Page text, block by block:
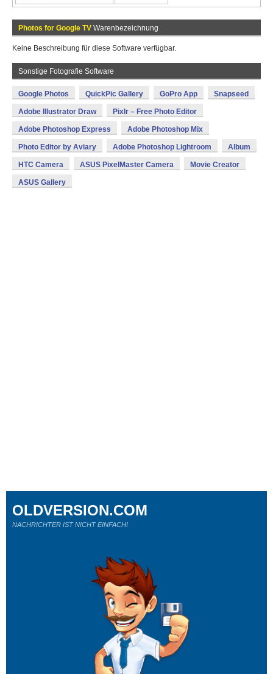
Photos for Google TV Warenbezeichnung
Keine Beschreibung für diese Software verfügbar.
Sonstige Fotografie Software
Google Photos QuickPic Gallery GoPro App Snapseed
Adobe Illustrator Draw Pixlr – Free Photo Editor
Adobe Photoshop Express Adobe Photoshop Mix
Photo Editor by Aviary Adobe Photoshop Lightroom Album
HTC Camera ASUS PixelMaster Camera Movie Creator
ASUS Gallery
OLDVERSION.COM
NACHRICHTER IST NICHT EINFACH!